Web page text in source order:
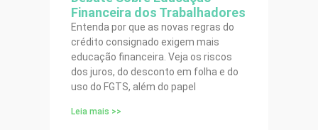
Financeira dos Trabalhadores
Entenda por que as novas regras do
crédito consignado exigem mais
educação financeira. Veja os riscos
dos juros, do desconto em folha e do
uso do FGTS, além do papel
Leia mais >>